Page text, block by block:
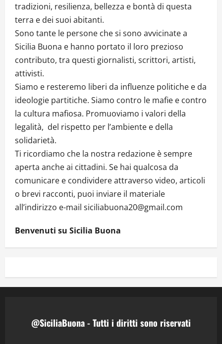
tradizioni, resilienza, bellezza e bontà di questa
terra e dei suoi abitanti.
Sono tante le persone che si sono avvicinate a
Sicilia Buona e hanno portato il loro prezioso
contributo, tra questi giornalisti, scrittori, artisti,
attivisti.
Siamo e resteremo liberi da influenze politiche e da
ideologie partitiche. Siamo contro le mafie e contro
la cultura mafiosa. Promuoviamo i valori della
legalità, del rispetto per l’ambiente e della
solidarietà.
Ti ricordiamo che la nostra redazione è sempre
aperta anche ai cittadini. Se hai qualcosa da
comunicare e condividere attraverso video, articoli
o brevi racconti, puoi inviare il materiale
all’indirizzo e-mail siciliabuona20@gmail.com
Benvenuti su Sicilia Buona
@SiciliaBuona - Tutti i diritti sono riservati